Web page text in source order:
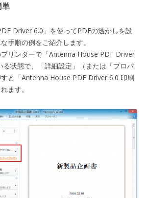
単
Driver 6.0」を使ってPDFの透かしを設
手順の例をご紹介します。
リンターで「Antenna House PDF Driver
る状態で、「詳細設定」（または「プロパ
と「Antenna House PDF Driver 6.0 印刷
ます。